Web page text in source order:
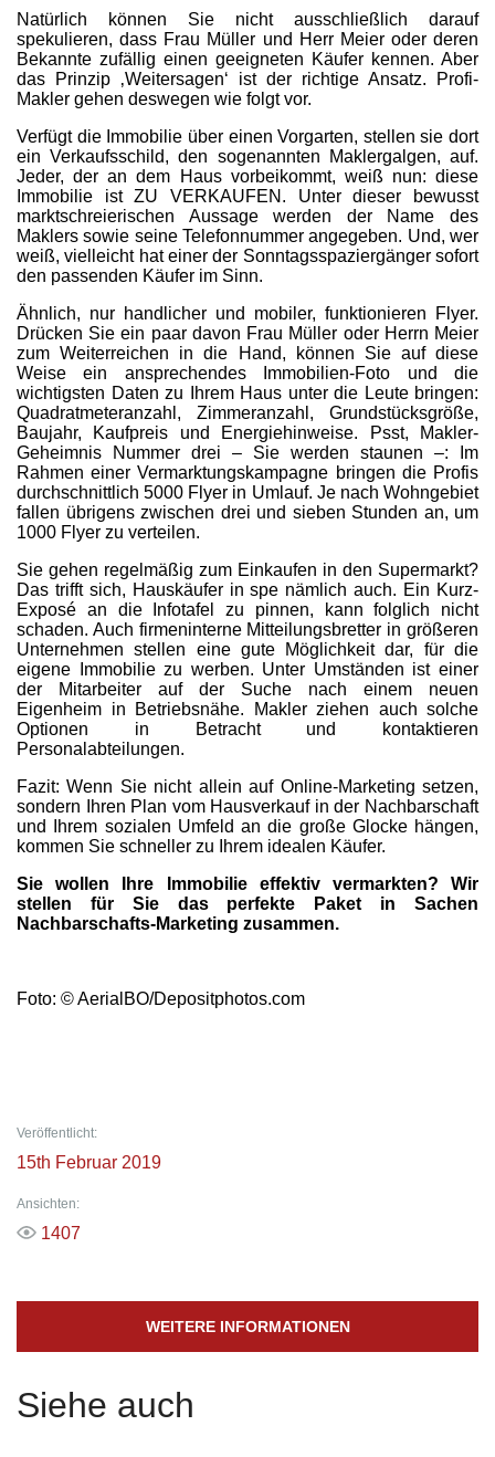
Natürlich können Sie nicht ausschließlich darauf
spekulieren, dass Frau Müller und Herr Meier oder deren
Bekannte zufällig einen geeigneten Käufer kennen. Aber
das Prinzip ‚Weitersagen‘ ist der richtige Ansatz. Profi-
Makler gehen deswegen wie folgt vor.
Verfügt die Immobilie über einen Vorgarten, stellen sie dort
ein Verkaufsschild, den sogenannten Maklergalgen, auf.
Jeder, der an dem Haus vorbeikommt, weiß nun: diese
Immobilie ist ZU VERKAUFEN. Unter dieser bewusst
marktschreierischen Aussage werden der Name des
Maklers sowie seine Telefonnummer angegeben. Und, wer
weiß, vielleicht hat einer der Sonntagsspaziergänger sofort
den passenden Käufer im Sinn.
Ähnlich, nur handlicher und mobiler, funktionieren Flyer.
Drücken Sie ein paar davon Frau Müller oder Herrn Meier
zum Weiterreichen in die Hand, können Sie auf diese
Weise ein ansprechendes Immobilien-Foto und die
wichtigsten Daten zu Ihrem Haus unter die Leute bringen:
Quadratmeteranzahl, Zimmeranzahl, Grundstücksgröße,
Baujahr, Kaufpreis und Energiehinweise. Psst, Makler-
Geheimnis Nummer drei – Sie werden staunen –: Im
Rahmen einer Vermarktungskampagne bringen die Profis
durchschnittlich 5000 Flyer in Umlauf. Je nach Wohngebiet
fallen übrigens zwischen drei und sieben Stunden an, um
1000 Flyer zu verteilen.
Sie gehen regelmäßig zum Einkaufen in den Supermarkt?
Das trifft sich, Hauskäufer in spe nämlich auch. Ein Kurz-
Exposé an die Infotafel zu pinnen, kann folglich nicht
schaden. Auch firmeninterne Mitteilungsbretter in größeren
Unternehmen stellen eine gute Möglichkeit dar, für die
eigene Immobilie zu werben. Unter Umständen ist einer
der Mitarbeiter auf der Suche nach einem neuen
Eigenheim in Betriebsnähe. Makler ziehen auch solche
Optionen in Betracht und kontaktieren
Personalabteilungen.
Fazit: Wenn Sie nicht allein auf Online-Marketing setzen,
sondern Ihren Plan vom Hausverkauf in der Nachbarschaft
und Ihrem sozialen Umfeld an die große Glocke hängen,
kommen Sie schneller zu Ihrem idealen Käufer.
Sie wollen Ihre Immobilie effektiv vermarkten? Wir
stellen für Sie das perfekte Paket in Sachen
Nachbarschafts-Marketing zusammen.
Foto: © AerialBO/Depositphotos.com
Veröffentlicht:
15th Februar 2019
Ansichten:
1407
WEITERE INFORMATIONEN
Siehe auch